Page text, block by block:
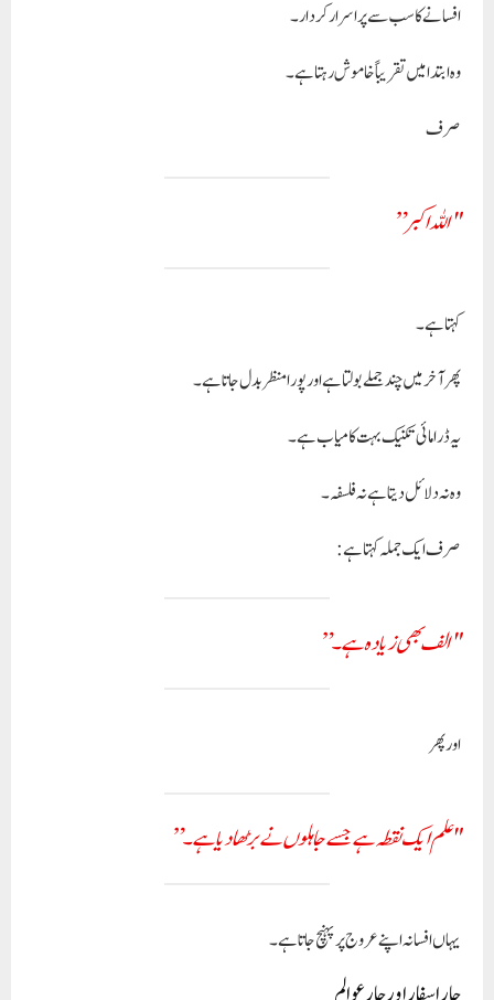
افسانے کا سب سے پراسرار کردار۔
وہ ابتدا میں تقریباً خاموش رہتا ہے۔
صرف
"اللہ اکبر”
کہتا ہے۔
پھر آخر میں چند جملے بولتا ہے اور پورا منظر بدل جاتا ہے۔
یہ ڈرامائی تکنیک بہت کامیاب ہے۔
وہ نہ دلائل دیتا ہے نہ فلسفہ۔
صرف ایک جملہ کہتا ہے:
"الف بھی زیادہ ہے۔”
اور پھر
"علم ایک نقطہ ہے جسے جاہلوں نے بڑھا دیا ہے۔”
یہاں افسانہ اپنے عروج پر پہنچ جاتا ہے۔